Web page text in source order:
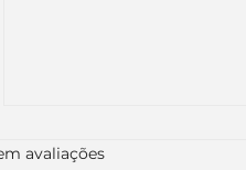
5 estrelas.
avaliações